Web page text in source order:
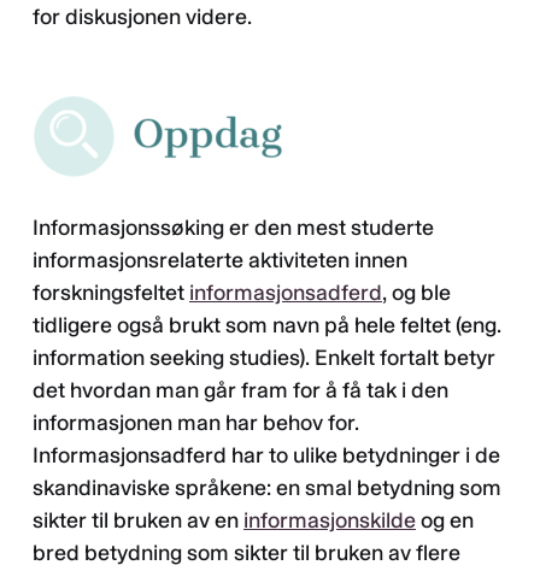
for diskusjonen videre.
Informasjonssøking er den mest studerte
informasjonsrelaterte aktiviteten innen
forskningsfeltet informasjonsadferd, og ble
tidligere også brukt som navn på hele feltet (eng.
information seeking studies). Enkelt fortalt betyr
det hvordan man går fram for å få tak i den
informasjonen man har behov for.
Informasjonsadferd har to ulike betydninger i de
skandinaviske språkene: en smal betydning som
sikter til bruken av en informasjonskildeog en
bred betydning som sikter til bruken av flere